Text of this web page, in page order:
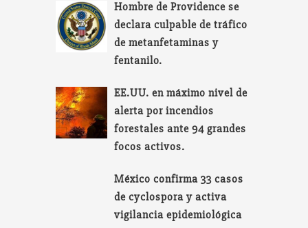
Hombre de Providence se
declara culpable de tráfico
de metanfetaminas y
fentanilo.
EE.UU. en máximo nivel de
alerta por incendios
forestales ante 94 grandes
focos activos.
México confirma 33 casos
de cyclospora y activa
vigilancia epidemiológica